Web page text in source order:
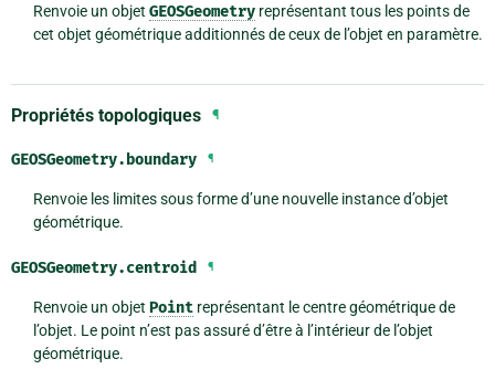
Renvoie un objet GEOSGeometryreprésentant tous les points de
cet objet géométrique additionnés de ceux de l’objet en paramètre.
Propriétés topologiques ¶
GEOSGeometry.boundary ¶
Renvoie les limites sous forme d’une nouvelle instance d’objet
géométrique.
GEOSGeometry.centroid ¶
Renvoie un objet Pointreprésentant le centre géométrique de
l’objet. Le point n’est pas assuré d’être à l’intérieur de l’objet
géométrique.